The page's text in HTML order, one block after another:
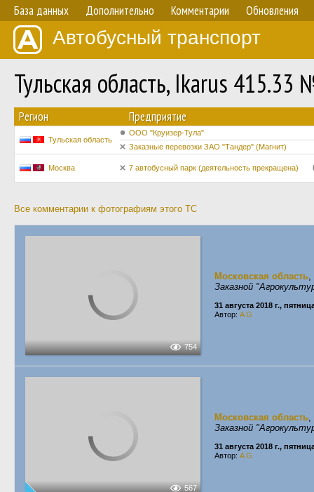
База данных Дополнительно Комментарии Обновления
Автобусный транспорт
Тульская область, Ikarus
Регион Предприятие
Тульская область
ООО "Круизер-Тула"
Заказные перевозки ЗАО "Тандер" (Магнит)
Москва 7 автобусный парк (деятельность прекращена)
Все комментарии к фотографиям этого ТС
754
Московская область,
Заказной
31 августа 2018 г.,
Автор: A G
567
Московская область,
Заказной
31 августа 2018 г.,
Автор: A G